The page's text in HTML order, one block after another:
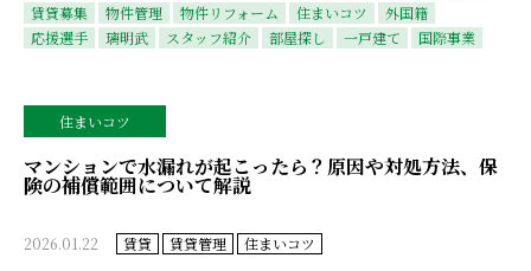
賃貸募集
物件管理 物件リフォーム 住まいコツ
外国籍
応援選手
璃明武 スタッフ紹介 部屋探し 一戸建て 国際事業
住まいコツ
マンションで水漏れが起こったら？原因や対処方法、保
険の補償範囲について解説
2026.01.22 賃貸 賃貸管理 住まいコツ